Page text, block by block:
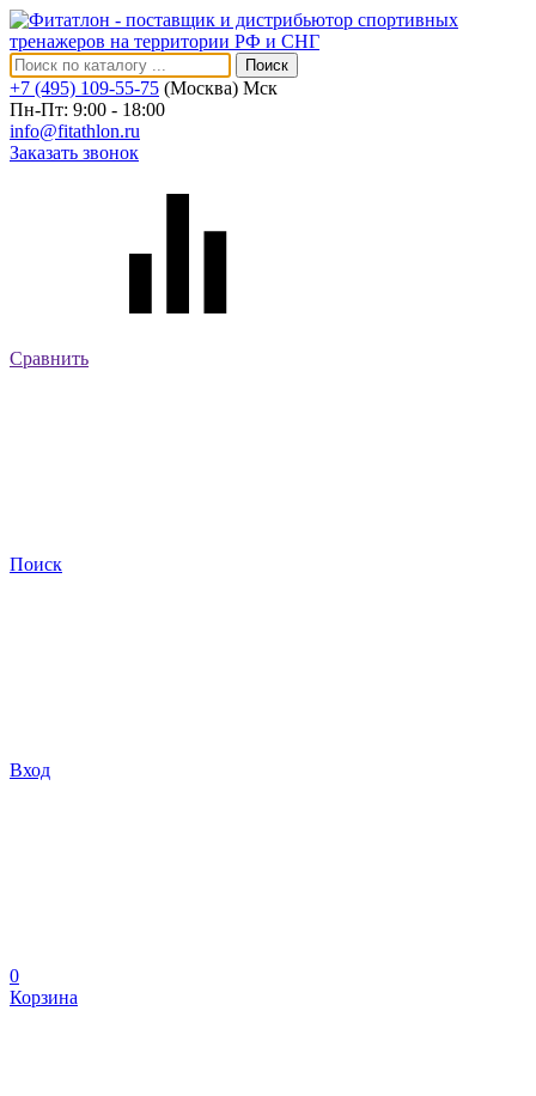
Поиск
+7 (495) 109-55-75 (Москва) Мск
Пн-Пт: 9:00 - 18:00
info@fitathlon.ru
Заказать звонок
Сравнить
Поиск
Вход
0
Корзина